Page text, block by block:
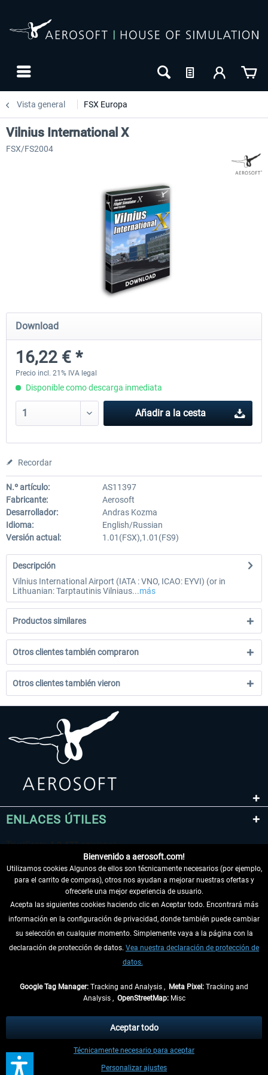
Vista general FSX Europa
Mega Airport Frankfurt V2.0
30,45 € *
Mega Airport Berlin
Vilnius International X
FSX/FS2004
Download
16,22 € *
Precio incl. 21% IVA legal
Disponible como descarga inmediata
Añadir a la cesta
Recordar
N.º artículo:
AS11397
Fabricante:
Aerosoft
Desarrollador:
Andras Kozma
Idioma:
English/Russian
Versión actual:
1.01(FSX),1.01(FS9)
Descripción
Vilnius International Airport (IATA : VNO, ICAO: EYVI) (or in
Lithuanian: Tarptautinis Vilniaus...más
Productos similares
Otros clientes también compraron
Otros clientes también vieron
ENLACES ÚTILES
DESISTIR DEL CONTRATO
INFORMACIÓN
tasas de recepción si no se describe lo contrario
** De aplicación a envíos dentro de Alemania. Los plazos de envío para los
demás países se pueden consultar en lainformación de envío
Bienvenido a aerosoft.com!
Utilizamos cookies Algunos de ellos son técnicamente necesarios (por ejemplo,
para el carrito de compras), otros nos ayudan a mejorar nuestras ofertas y
ofrecerle una mejor experiencia de usuario.
Acepta las siguientes cookies haciendo clic en Aceptar todo. Encontrará más
información en la configuración de privacidad, donde también puede cambiar
su selección en cualquier momento. Simplemente vaya a la página con la
declaración de protección de datos. Vea nuestra declaración de protección de
datos.
Google Tag Manager: Tracking and Analysis , Meta Pixel: Tracking and
Analysis , OpenStreetMap:Misc
Personalizar ajustes
Técnicamente necesario para aceptar
Aceptar todo